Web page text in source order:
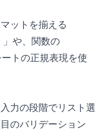
ットを揃える
」や、関数の
トの正規表現を使
力の段階でリスト選
のバリデーション